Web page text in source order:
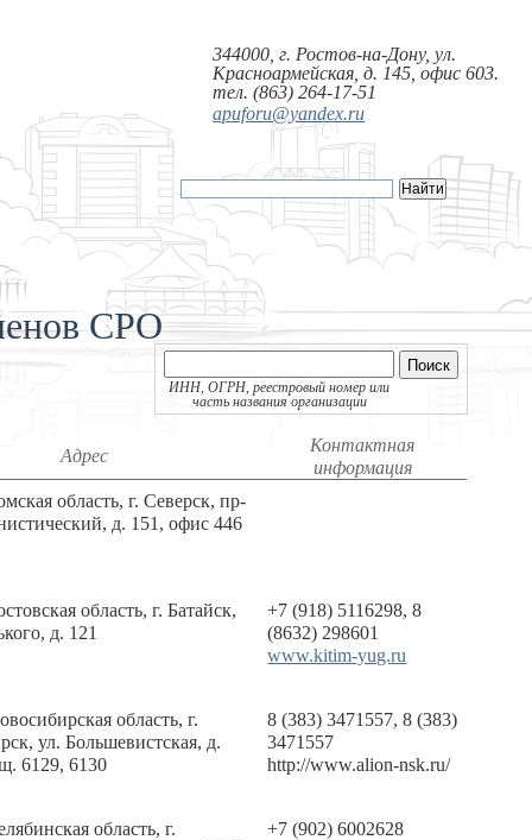
344000, г. Ростов-на-Дону, ул.
Красноармейская, д. 145, офис 603.
тел. (863) 264-17-51
apuforu@yandex.ru
СРО
ИНН, ОГРН, реестровый номер или
часть названия организации
Поиск
Адрес
Контактная
информация
область, г. Северск, пр-
д. 151, офис 446
область, г. Батайск,
д. 121
+7 (918) 5116298, 8
(8632) 298601
www.kitim-yug.ru
область, г.
ул. Большевистская, д.
6129, 6130
8 (383) 3471557, 8 (383)
3471557
http://www.alion-nsk.ru/
область, г.
+7 (902) 6002628